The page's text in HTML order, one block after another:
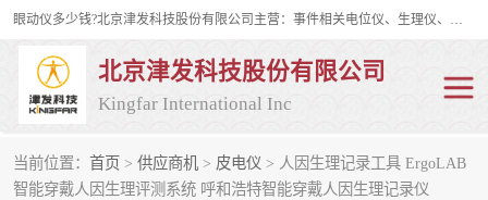
眼动仪多少钱?北京津发科技股份有限公司主营：事件相关电位仪、生理仪、肌电仪、脑电仪、皮电仪、眼动仪；是国家级高新技术企业、科技部认定的科技型中小企业和中关村高新技术企业，具备保密资格，具备自主进出口经营权；自主研发技术、产品与服务荣获多项省部级科学技术奖励、国家发明专利、国家软件著作权和省部级新技术新产品（服务）认证。
北京津发科技股份有限公司
Kingfar International Inc
当前位置： 首页 > 供应商机 > 皮电仪 > 人因生理记录工具 ErgoLAB
智能穿戴人因生理评测系统 呼和浩特智能穿戴人因生理记录仪
皮电仪 脑电仪